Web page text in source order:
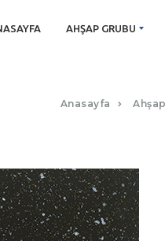
AHŞAP GRUBU
Anasayfa